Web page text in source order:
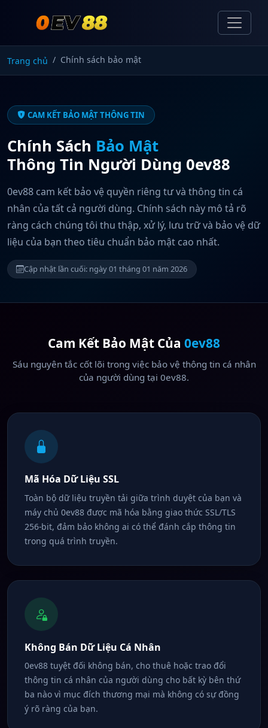
Trang chủ Chính sách bảo mật
CAM KẾT BẢO MẬT THÔNG TIN
Chính Sách Bảo Mật
Thông Tin Người Dùng 0ev88
0ev88 cam kết bảo vệ quyền riêng tư và thông tin cá
nhân của tất cả người dùng. Chính sách này mô tả rõ
ràng cách chúng tôi thu thập, xử lý, lưu trữ và bảo vệ dữ
liệu của bạn theo tiêu chuẩn bảo mật cao nhất.
Cập nhật lần cuối: ngày 01 tháng 01 năm 2026
Cam Kết Bảo Mật Của 0ev88
Sáu nguyên tắc cốt lõi trong việc bảo vệ thông tin cá nhân
của người dùng tại 0ev88.
Mã Hóa Dữ Liệu SSL
Toàn bộ dữ liệu truyền tải giữa trình duyệt của bạn và
máy chủ 0ev88 được mã hóa bằng giao thức SSL/TLS
256-bit, đảm bảo không ai có thể đánh cắp thông tin
trong quá trình truyền.
Không Bán Dữ Liệu Cá Nhân
0ev88 tuyệt đối không bán, cho thuê hoặc trao đổi
thông tin cá nhân của người dùng cho bất kỳ bên thứ
ba nào vì mục đích thương mại mà không có sự đồng
ý rõ ràng của bạn.